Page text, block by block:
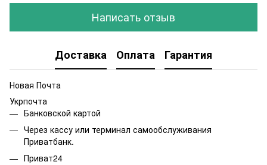
Написать отзыв
Доставка Оплата Гарантия
Новая Почта
Укрпочта
Банковской картой
Через кассу или терминал самообслуживания
Приватбанк.
Приват24